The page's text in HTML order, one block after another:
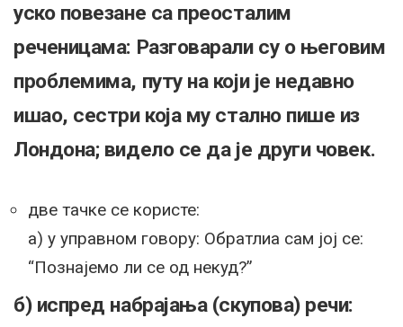
уско повезане са преосталим
реченицама: Разговарали су о његовим
проблемима, путу на који је недавно
ишао, сестри која му стално пише из
Лондона; видело се да је други човек.
две тачке се користе:
а) у управном говору: Обратлиа сам јој се:
“Познајемо ли се од некуд?”
б) испред набрајања (скупова) речи: